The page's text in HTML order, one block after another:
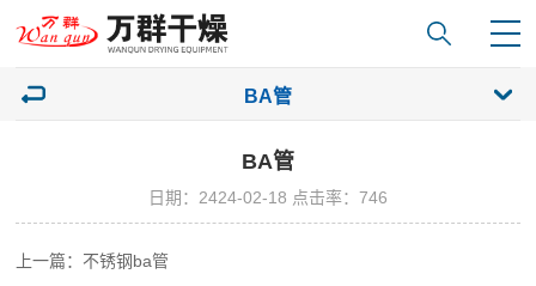
BA管
BA管
日期：2424-02-18 点击率：746
上一篇：不锈钢ba管